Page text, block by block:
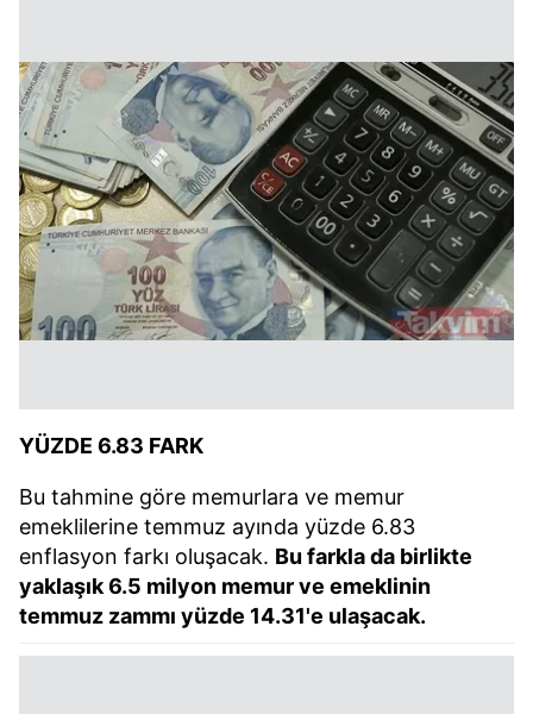
YÜZDE 6.83 FARK
Bu tahmine göre memurlara ve memur
emeklilerine temmuz ayında yüzde 6.83
enflasyon farkı oluşacak. Bu farkla da birlikte
yaklaşık 6.5 milyon memur ve emeklinin
temmuz zammı yüzde 14.31'e ulaşacak.